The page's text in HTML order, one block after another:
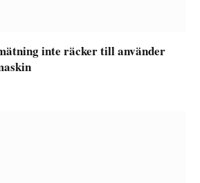
inte räcker till använder